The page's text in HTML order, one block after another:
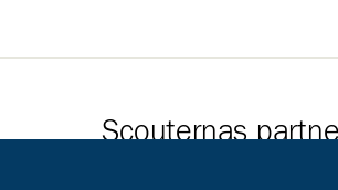
Scouternas